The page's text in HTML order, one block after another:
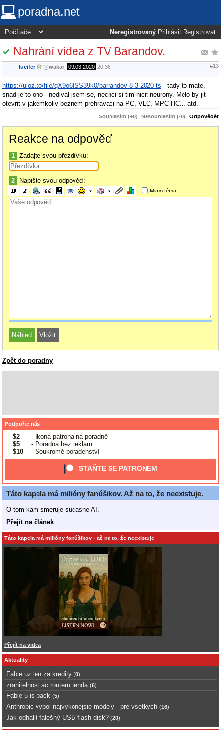
poradna.net
Neregistrovaný Přihlásit Registrovat
Nahrání videa z TV Barandov.
lucifer @wakar 09.03.2020 20:36 #13
https://uloz.to/file/qX9o6fSS39k0/barrandov-8-3-2020-ts - tady to mate,
snad je to ono - nedival jsem se, nechci si tim nicit neurony. Melo by jit
otevrit v jakemkoliv beznem prehravaci na PC, VLC, MPC-HC... atd.
Souhlasím (+0) Nesouhlasím (-0) Odpovědět
Reakce na odpověď
1 Zadajte svou přezdívku:
2 Napište svou odpověď:
Mimo téma
Zpět do poradny
Podpořte nás
$2
- Ikona patrona na poradně
$5
- Poradna bez reklam
$10
- Soukromé poradenství
STAŇTE SE PATRONEM
Táto kapela má milióny fanúšikov. Až na to, že neexistuje.
O tom kam smeruje sucasne AI.
Přejít na článek
Táto kapela má milióny fanúšikov - až na to, že neexistuje
Přejít na videa
Aktuality
Fable uz len za kredity (0)
zranitelnost ac routerů tenda (6)
Fable 5 is back (5)
Anthropic vypol najvykonejsie modely - pre vsetkych (16)
Jak odhalit falešný USB flash disk? (20)